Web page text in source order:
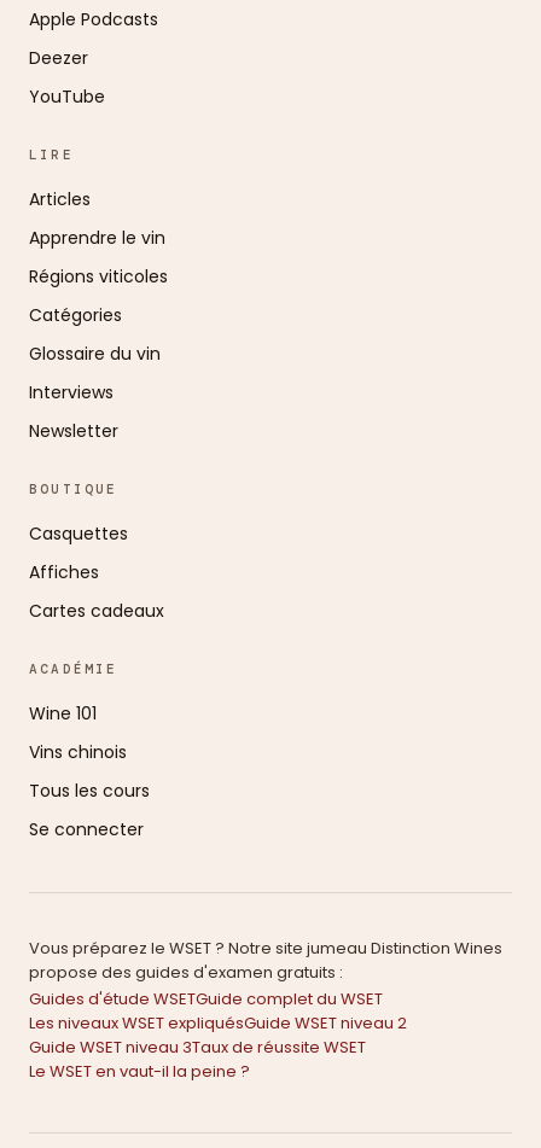
Apple Podcasts
Deezer
YouTube
LIRE
Articles
Apprendre le vin
Régions viticoles
Catégories
Glossaire du vin
Interviews
Newsletter
BOUTIQUE
Casquettes
Affiches
Cartes cadeaux
ACADÉMIE
Wine 101
Vins chinois
Tous les cours
Se connecter
Vous préparez le WSET ? Notre site jumeau Distinction Wines
propose des guides d'examen gratuits :
Guides d'étude WSETGuide complet du WSET
Les niveaux WSET expliquésGuide WSET niveau 2
Guide WSET niveau 3Taux de réussite WSET
Le WSET en vaut-il la peine ?